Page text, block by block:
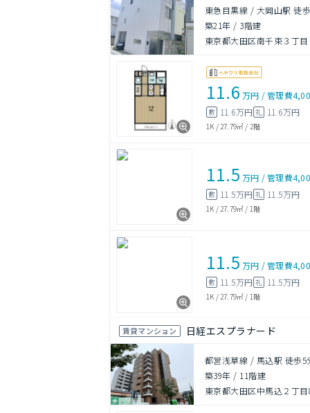
東急目黒線 / 大岡山駅 徒
築21年 / 3階建
東京都大田区南千束３丁目
11.6 万円 /管理費
敷 11.6万円 礼 11.6万円
1K /27.79㎡ / 2階
11.5 万円 /管理費
敷 11.5万円 礼 11.5万円
1K / 27.79㎡ / 1階
11.5 万円 /管理費
敷 11.5万円 礼 11.5万円
1K / 27.79㎡ / 1階
賃貸マンション 日経エスプラナード
都営浅草線 / 馬込駅 徒歩5
築39年 / 11階建
東京都大田区中馬込２丁目